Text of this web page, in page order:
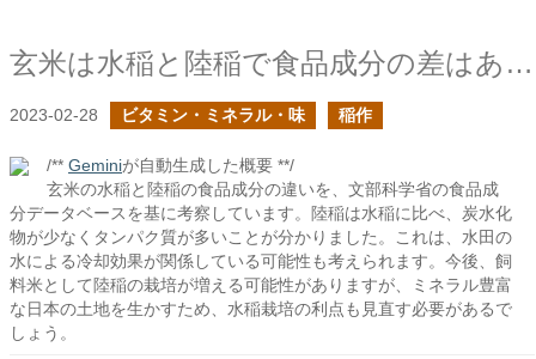
玄米は水稲と陸稲で食品成分の差はあるのか？
2023-02-28 ビタミン・ミネラル・味 稲作
/** Geminiが自動生成した概要 **/
玄米の水稲と陸稲の食品成分の違いを、文部科学省の食品成
分データベースを基に考察しています。陸稲は水稲に比べ、炭水化
物が少なくタンパク質が多いことが分かりました。これは、水田の
水による冷却効果が関係している可能性も考えられます。今後、飼
料米として陸稲の栽培が増える可能性がありますが、ミネラル豊富
な日本の土地を生かすため、水稲栽培の利点も見直す必要があるで
しょう。